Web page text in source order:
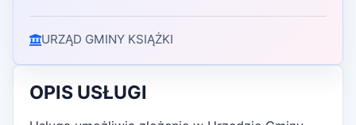
URZĄD GMINY KSIĄŻKI
OPIS USŁUGI